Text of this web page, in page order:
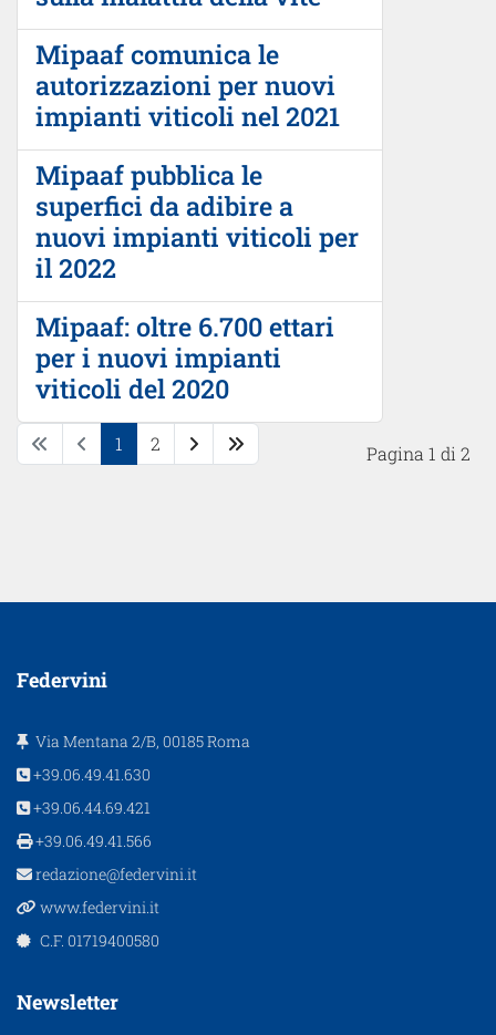
Mipaaf comunica le
autorizzazioni per nuovi
impianti viticoli nel 2021
Mipaaf pubblica le
superfici da adibire a
nuovi impianti viticoli per
il 2022
Mipaaf: oltre 6.700 ettari
per i nuovi impianti
viticoli del 2020
Pagina 1 di 2
1 2
Federvini
Via Mentana 2/B, 00185 Roma
+39.06.49.41.630
+39.06.44.69.421
+39.06.49.41.566
redazione@federvini.it
www.federvini.it
C.F. 01719400580
Newsletter